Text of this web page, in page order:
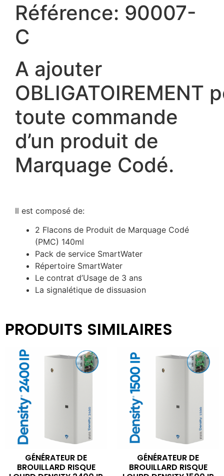
Référence: 90007-
C
A ajouter
OBLIGATOIREMENT
toute commande
d’un produit de
Marquage Codé.
Il est composé de:
2 Flacons de Produit de Marquage Codé
(PMC) 140ml
Pack de service SmartWater
Répertoire SmartWater
Le contrat d’Usage de 3 ans
La signalétique de dissuasion
PRODUITS SIMILAIRES
GÉNÉRATEUR DE
BROUILLARD RISQUE
GÉNÉRATEUR DE
BROUILLARD RISQUE